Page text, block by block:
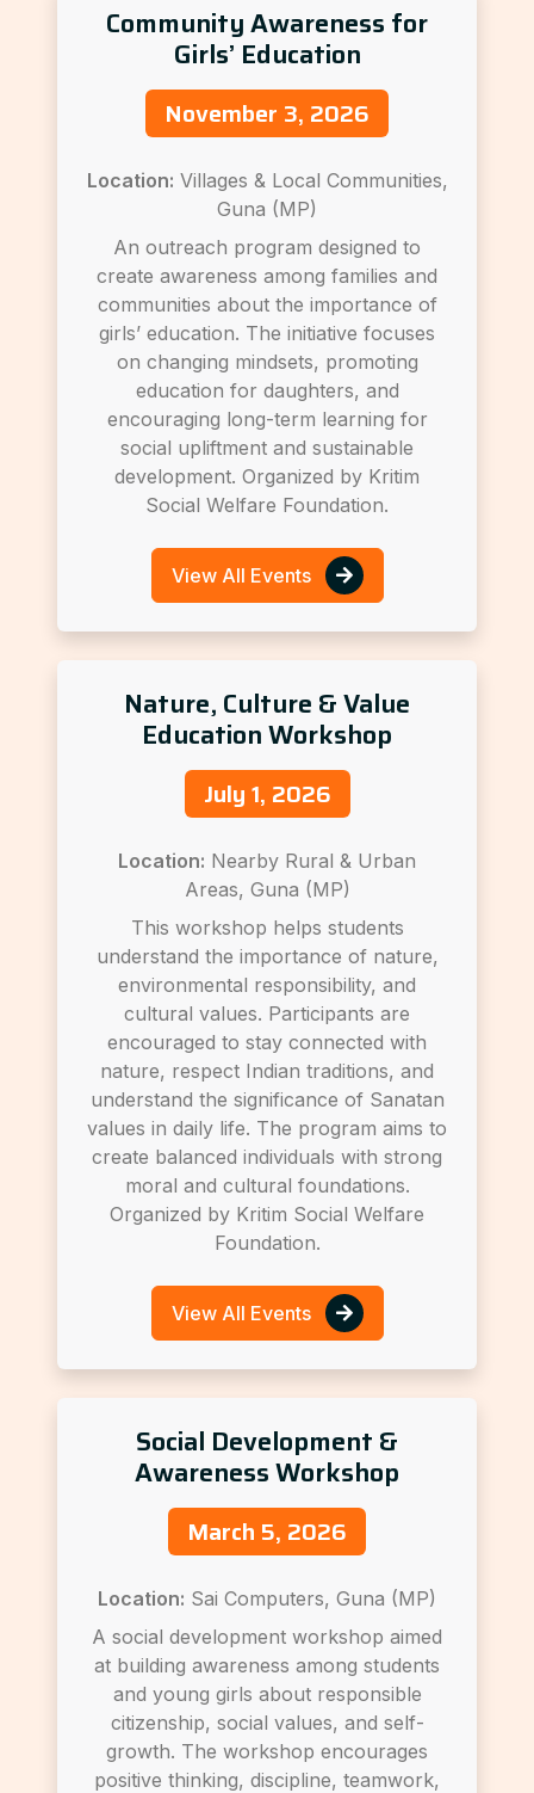
Community Awareness for
Girls’ Education
November 3, 2026
Location: Villages & Local Communities,
Guna (MP)
An outreach program designed to
create awareness among families and
communities about the importance of
girls’ education. The initiative focuses
on changing mindsets, promoting
education for daughters, and
encouraging long-term learning for
social upliftment and sustainable
development. Organized by Kritim
Social Welfare Foundation.
View All Events
Nature, Culture & Value
Education Workshop
July 1, 2026
Location: Nearby Rural & Urban
Areas, Guna (MP)
This workshop helps students
understand the importance of nature,
environmental responsibility, and
cultural values. Participants are
encouraged to stay connected with
nature, respect Indian traditions, and
understand the significance of Sanatan
values in daily life. The program aims to
create balanced individuals with strong
moral and cultural foundations.
Organized by Kritim Social Welfare
Foundation.
View All Events
Social Development &
Awareness Workshop
March 5, 2026
Location: Sai Computers, Guna (MP)
A social development workshop aimed
at building awareness among students
and young girls about responsible
citizenship, social values, and self-
growth. The workshop encourages
positive thinking, discipline, teamwork,